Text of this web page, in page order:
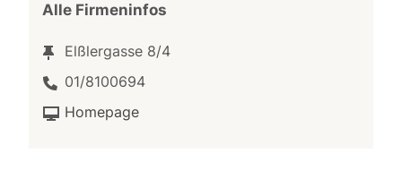
Alle Firmeninfos
Elßlergasse 8/4
01/8100694
Homepage